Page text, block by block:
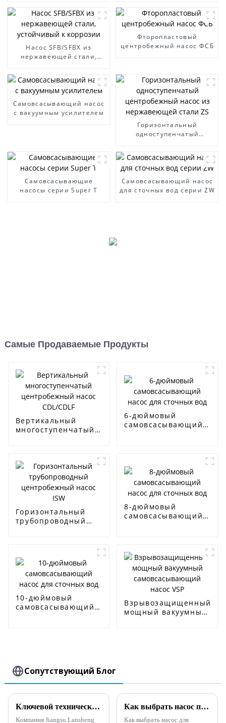
Насос SFB/SFBX из
нержавеющей стали,
Фторопластовый
центробежный насос ФСБ
Самовсасывающий насос
с вакуумным усилителем
Горизонтальный
одноступенчатый
Самовсасывающие
насосы серии Super T
Самовсасывающий насос
для сточных вод серии ZW
Самые Продаваемые Продукты
Вертикальный
многоступенчатый
6-дюймовый
самовсасывающий
Горизонтальный
трубопроводный
8-дюймовый
самовсасывающий
10-дюймовый
самовсасывающий
Взрывозащищенный
мощный вакуумный
Сопутствующий Блог
Ключевой технический анализ насосов для предотвращения наводнений и аварийных ситуаций
Компания Jiangsu Lansheng
Как выбрать насос при большом количестве примесей
Как выбрать насос для